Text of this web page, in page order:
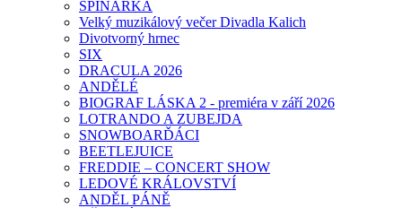
ŠPINARKA
Velký muzikálový večer Divadla Kalich
Divotvorný hrnec
SIX
DRACULA 2026
ANDĚLÉ
BIOGRAF LÁSKA 2 - premiéra v září 2026
LOTRANDO A ZUBEJDA
SNOWBOARĎÁCI
BEETLEJUICE
FREDDIE – CONCERT SHOW
LEDOVÉ KRÁLOVSTVÍ
ANDĚL PÁNĚ